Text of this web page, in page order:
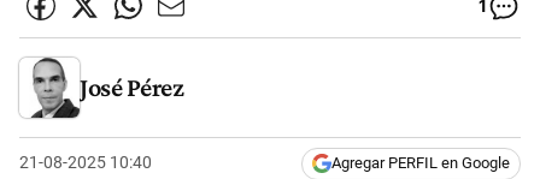
1
José Pérez
21-08-2025 10:40 Agregar PERFIL en Google